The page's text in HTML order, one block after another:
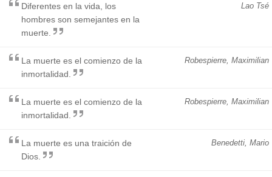
Lao Tsé
Diferentes en la vida, los
hombres son semejantes en la
muerte.
Robespierre, Maximilian
La muerte es el comienzo de la
inmortalidad.
Robespierre, Maximilian
La muerte es el comienzo de la
inmortalidad.
Benedetti, Mario
La muerte es una traición de
Dios.